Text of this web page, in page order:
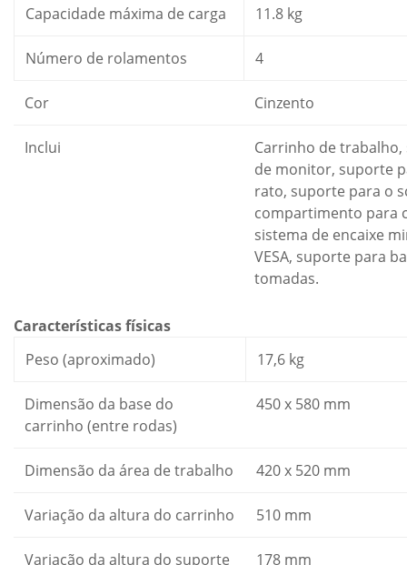
Capacidade máxima de carga 11.8 kg
Número de rolamentos 4
Cor Cinzento
Inclui
Carrinho de
de monitor, suporte
rato, suporte para o
compartimento para
sistema de encaixe
VESA, suporte para
tomadas.
Características físicas
Peso (aproximado)
17,6 kg
Dimensão da base do
carrinho (entre rodas)
450 x 580 mm
Dimensão da área de trabalho 420 x 520 mm
Variação da altura do carrinho 510 mm
Variação da altura do suporte 178 mm